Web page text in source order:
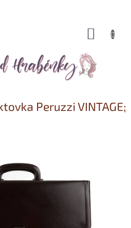
Peruzzi VINTAGE;